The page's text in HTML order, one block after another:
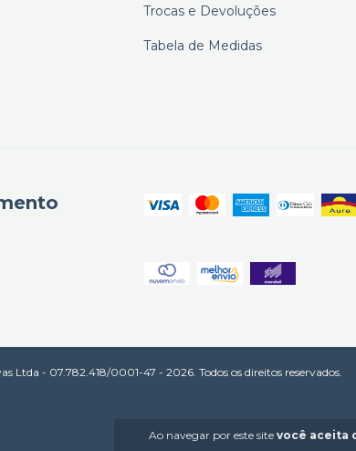
Ao navegar por este site você aceita
Trocas e Devoluções
Tabela de Medidas
Ltda - 07.782.418/0001-47 - 2026. Todos os direitos reservados.